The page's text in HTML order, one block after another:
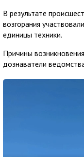
В результате
возгорания
единицы техники.
Причины
дознаватели